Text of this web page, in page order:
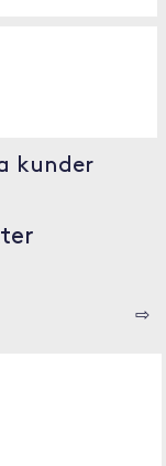
kunder
⇨